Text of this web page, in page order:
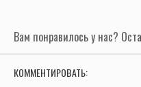
Вам понравилось у нас?
КОММЕНТИРОВАТЬ: